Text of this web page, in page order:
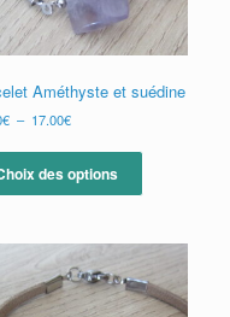
Améthyste et suédine
€ – 17.00€Plage
prix :
16.00€
à
des options
Ce
a
variations.
options
peuvent